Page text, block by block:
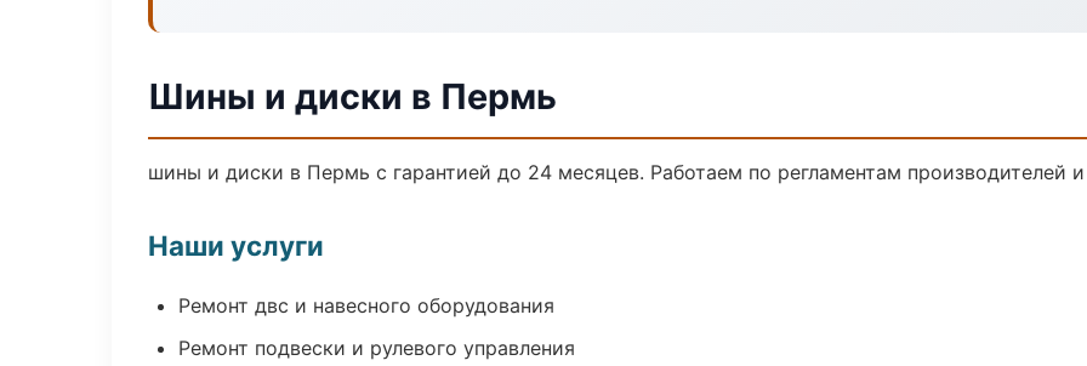
Шины и диски в Пермь
шины и диски в Пермь с гарантией до 24 месяцев. Работаем по регламентам производителей
Наши услуги
Ремонт двс и навесного оборудования
Ремонт подвески и рулевого управления